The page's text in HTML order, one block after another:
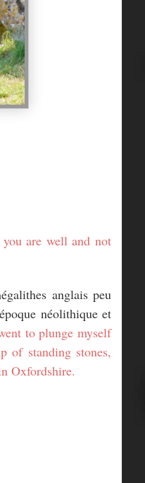
are well and not
anglais peu
néolithique et
to plunge myself
of standing stones,
Oxfordshire.